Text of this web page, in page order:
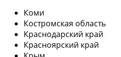
Коми
Костромская область
Краснодарский край
Красноярский край